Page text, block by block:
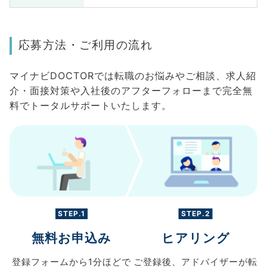
応募方法・ご利用の流れ
マイナビDOCTORでは転職のお悩みやご相談、求人紹
介・面接対策や入社後のアフターフォローまで完全無
料でトータルサポートいたします。
STEP.1
無料お申込み
登録フォームから 1分ほどで
STEP.2
ヒアリング
ご登録後、 アドバイザーが転